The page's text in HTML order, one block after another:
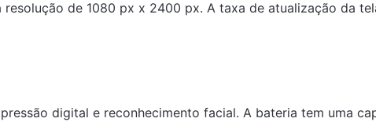
de 1080 px x 2400 px. A taxa de atualização da
digital e reconhecimento facial. A bateria tem uma